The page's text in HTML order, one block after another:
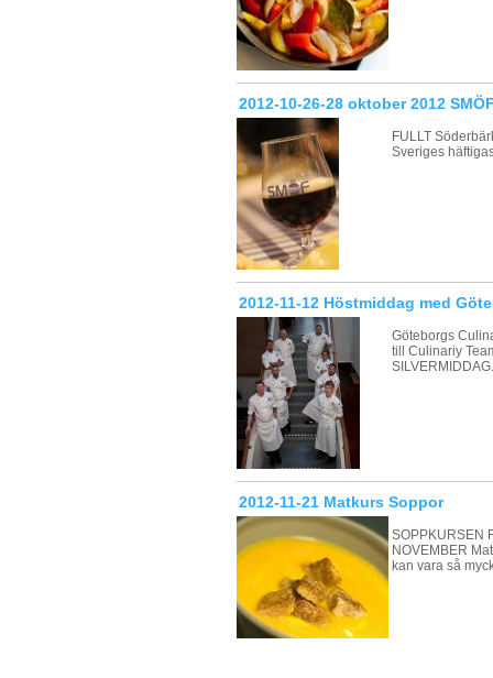
2012-10-26-28 oktober 2012
FULLT
Sveriges
2012-11-12 Höstmiddag med
Göteborgs
till Culinariy
2012-11-21 Matkurs Soppor
SOPPKURSEN
NOVEMBER
kan vara så